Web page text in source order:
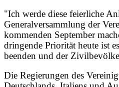
"Ich werde diese feierliche
Generalversammlung der
kommenden September
dringende Priorität heute ist
beenden und der
Die Regierungen des